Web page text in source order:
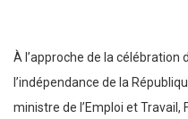
À l’approche de la célébration
l’indépendance de la
ministre de l’Emploi et Travail,